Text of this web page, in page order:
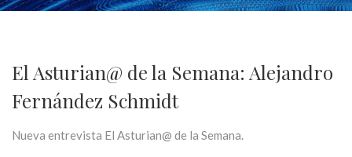
El Asturian@ de la Semana: Alejandro
Fernández Schmidt
Nueva entrevista El Asturian@ de la Semana.